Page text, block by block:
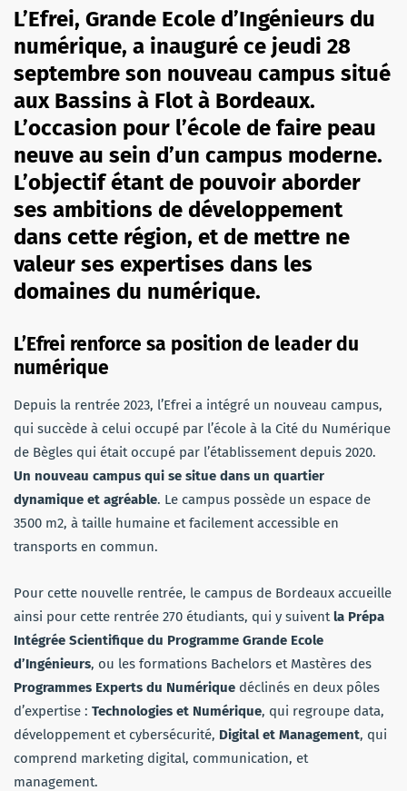
L’Efrei, Grande Ecole d’Ingénieurs du
numérique, a inauguré ce jeudi 28
septembre son nouveau campus situé
aux Bassins à Flot à Bordeaux.
L’occasion pour l’école de faire peau
neuve au sein d’un campus moderne.
L’objectif étant de pouvoir aborder
ses ambitions de développement
dans cette région, et de mettre ne
valeur ses expertises dans les
domaines du numérique.
L’Efrei renforce sa position de leader du
numérique
Depuis la rentrée 2023, l’Efrei a intégré un nouveau campus,
qui succède à celui occupé par l’école à la Cité du Numérique
de Bègles qui était occupé par l’établissement depuis 2020.
Un nouveau campus qui se situe dans un quartier
dynamique et agréable. Le campus possède un espace de
3500 m2, à taille humaine et facilement accessible en
transports en commun.
Pour cette nouvelle rentrée, le campus de Bordeaux accueille
ainsi pour cette rentrée 270 étudiants, qui y suiventla Prépa
Intégrée Scientifique du Programme Grande Ecole
d’Ingénieurs, ou les formations Bachelors et Mastères des
Programmes Experts du Numérique déclinés en deux pôles
d’expertise : Technologies et Numérique, qui regroupe data,
développement et cybersécurité, Digital et Management, qui
comprend marketing digital, communication, et
management.